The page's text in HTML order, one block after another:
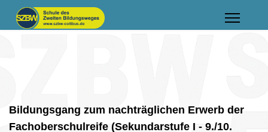
Bildungsgang zum nachträglichen Erwerb der
Fachoberschulreife (Sekundarstufe I - 9./10.